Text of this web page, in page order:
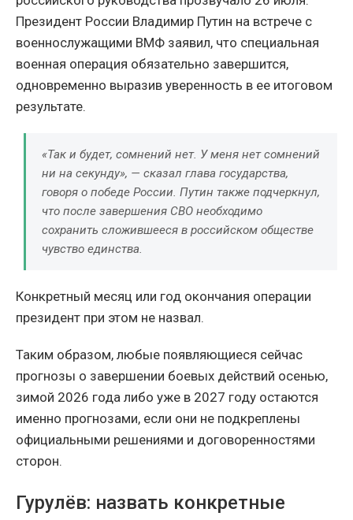
Президент России Владимир Путин на встрече с
военнослужащими ВМФ заявил, что специальная
военная операция обязательно завершится,
одновременно выразив уверенность в ее итоговом
результате.
«Так и будет, сомнений нет. У меня нет сомнений
ни на секунду», — сказал глава государства,
говоря о победе России. Путин также подчеркнул,
что после завершения СВО необходимо
сохранить сложившееся в российском обществе
чувство единства.
Конкретный месяц или год окончания операции
президент при этом не назвал.
Таким образом, любые появляющиеся сейчас
прогнозы о завершении боевых действий осенью,
зимой 2026 года либо уже в 2027 году остаются
именно прогнозами, если они не подкреплены
официальными решениями и договоренностями
сторон.
Гурулёв: назвать конкретные